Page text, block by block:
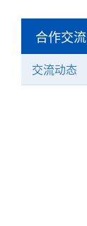
合作交流
交流动态